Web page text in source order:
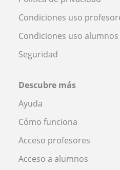
Condiciones uso
Condiciones uso alumnos
Seguridad
Descubre más
Ayuda
Cómo funciona
Acceso profesores
Acceso a alumnos